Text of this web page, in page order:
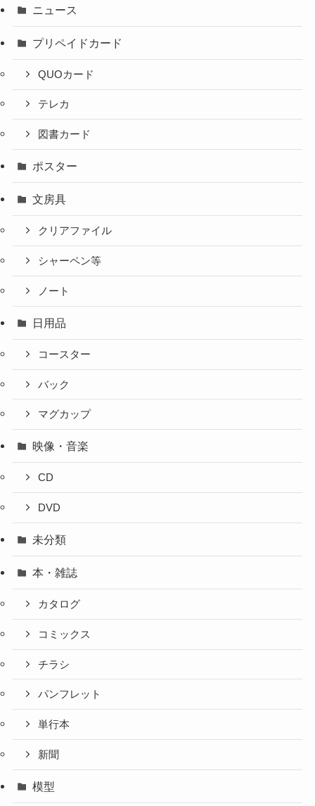
ニュース
プリペイドカード
QUOカード
テレカ
図書カード
ポスター
文房具
クリアファイル
シャーペン等
ノート
日用品
コースター
バック
マグカップ
映像・音楽
CD
DVD
未分類
本・雑誌
カタログ
コミックス
チラシ
パンフレット
単行本
新聞
模型